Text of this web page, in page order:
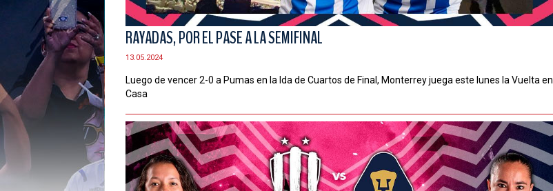
RAYADAS, POR EL PASE A LA SEMIFINAL
13.05.2024
Luego de vencer 2-0 a Pumas en la Ida de Cuartos de Final, Monterrey juega este lunes la Vuelta en
Casa